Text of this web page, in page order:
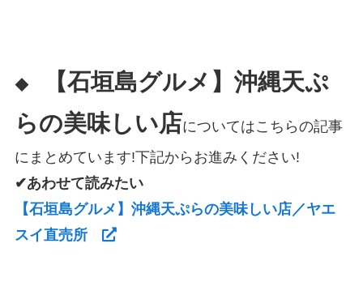
◆
【石垣島グルメ】沖縄天ぷ
らの美味しい店についてはこちらの記事
にまとめています!下記からお進みください!
✔あわせて読みたい
【石垣島グルメ】沖縄天ぷらの美味しい店／ヤエ
スイ直売所